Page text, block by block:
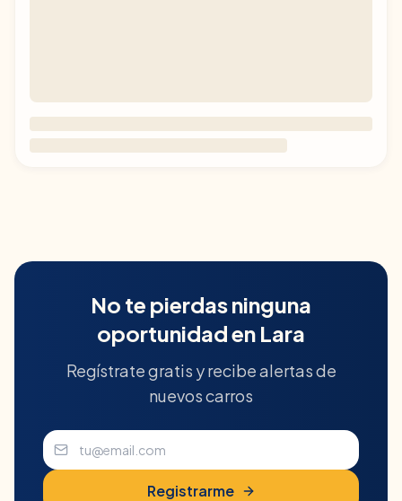
No te pierdas ninguna
oportunidad en Lara
Regístrate gratis y recibe alertas de
nuevos carros
Registrarme